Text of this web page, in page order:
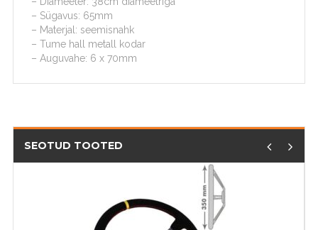
– Sügavus: 65mm
– Materjal: seemisnahk
– Tume hall metall kodar
– Auguvahe: 6 x 70mm
SEOTUD TOOTED